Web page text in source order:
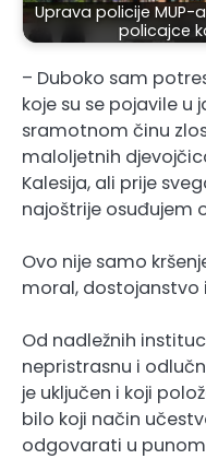
Uprava policije MUP-
policajce
– Duboko sam
koje su se pojavile u
sramotnom činu
maloljetnih
Kalesija, ali prije
najoštrije osuđujem
Ovo nije samo
moral, dostojanstvo
Od nadležnih
nepristrasnu i
je uključen i koji
bilo koji način
odgovarati u